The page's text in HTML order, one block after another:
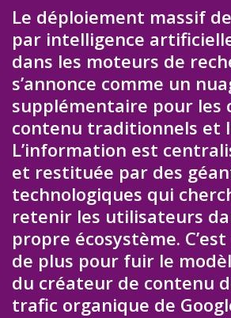
Le déploiement massif
par intelligence
dans les moteurs de
s’annonce comme un
supplémentaire pour les
contenu traditionnels et
L’information est
et restituée par des
technologiques qui
retenir les utilisateurs
propre écosystème.
de plus pour fuir le
du créateur de contenu
trafic organique de